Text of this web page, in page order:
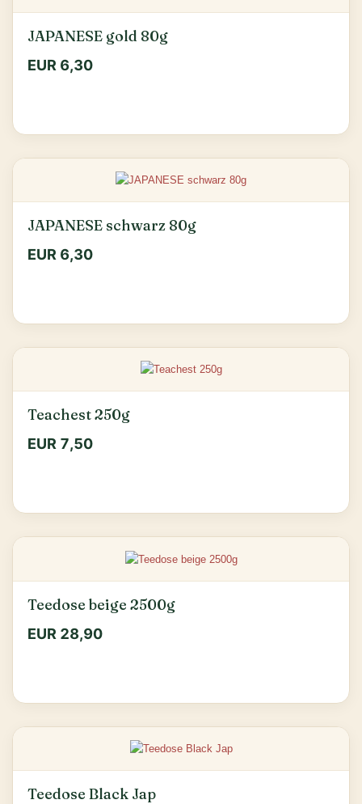
JAPANESE gold 80g
EUR 6,30
JAPANESE schwarz 80g
EUR 6,30
Teachest 250g
EUR 7,50
Teedose beige 2500g
EUR 28,90
Teedose Black Jap